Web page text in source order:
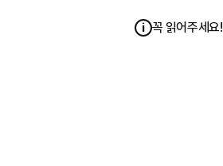
i 꼭 읽어주세요!